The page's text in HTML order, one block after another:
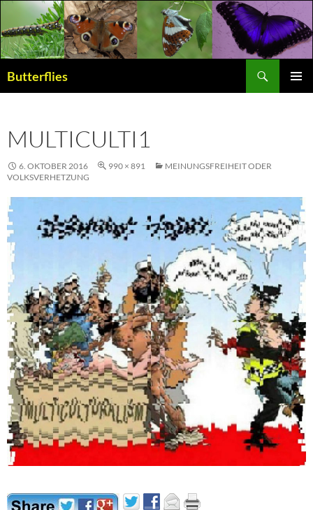
Butterflies
MULTICULTI1
6. OKTOBER 2016 990 × 891
MEINUNGSFREIHEIT ODER
VOLKSVERHETZUNG